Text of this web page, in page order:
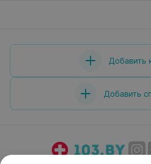
Добавить
Добавить